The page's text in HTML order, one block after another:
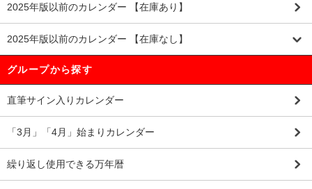
2025年版以前のカレンダー 【在庫あり】
2025年版以前のカレンダー 【在庫なし】
グループから探す
直筆サイン入りカレンダー
「3月」「4月」始まりカレンダー
繰り返し使用できる万年暦